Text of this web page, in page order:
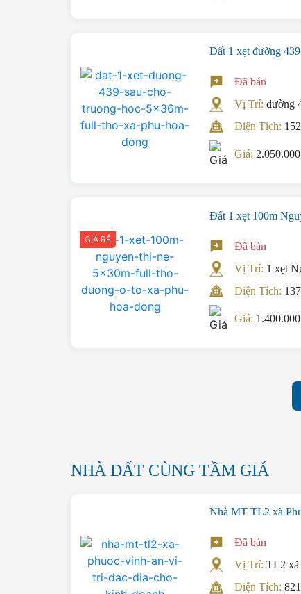
Đất 1 xẹt đường
Đã bán
Vị Trí:đường
Diện Tích:
Giá:
GIÁ RẺ
Đất 1 xẹt 100m
Đã bán
Vị Trí: 1 xẹt
Diện Tích:
Giá:
NHÀ ĐẤT CÙNG TẦM GIÁ
Nhà MT TL2 xã
Đã bán
Vị Trí:TL2 xã
Diện Tích: